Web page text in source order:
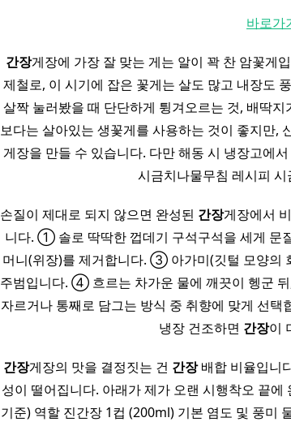
바로가
간장게장에 가장 잘 맞는 게는 알이 꽉 찬 암꽃게
제철로, 이 시기에 잡은 꽃게는 살도 많고 내장도
살짝 눌러봤을 때 단단하게 튕겨오르는 것, 배딱
보다는 살아있는 생꽃게를 사용하는 것이 좋지만,
게장을 만들 수 있습니다. 다만 해동 시 냉장고에
시금치나물무침 레시피
손질이 제대로 되지 않으면 완성된 간장게장에서
니다. ① 솔로 딱딱한 껍데기 구석구석을 세게
머니(위장)를 제거합니다. ③ 아가미(깃털 모양의
주범입니다. ④ 흐르는 차가운 물에 깨끗이 헹군
자르거나 통째로 담그는 방식 중 취향에 맞게 선택
냉장 건조하면 간장이
간장게장의 맛을 결정짓는 건 간장배합 비율입니
성이 떨어집니다. 아래가 제가 오랜 시행착오 끝
기준) 역할 진간장 1컵 (200ml) 기본 염도 및 풍미